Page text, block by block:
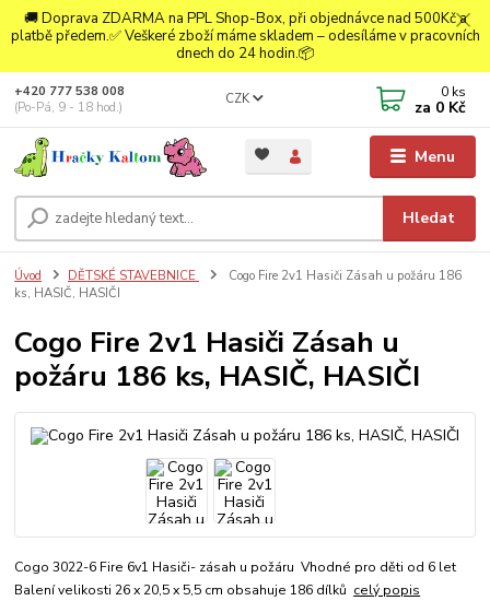
🚚 Doprava ZDARMA na PPL Shop-Box, při objednávce nad 500Kč a
platbě předem.✅ Veškeré zboží máme skladem – odesíláme v pracovních
dnech do 24 hodin.📦
Menu
CZK
Hledat
+420 777 538 008
(Po-Pá, 9 - 18 hod.)
0 ks
za 0 Kč
Úvod DĚTSKÉ STAVEBNICE
Cogo Fire 2v1 Hasiči Zásah u požáru 186
ks, HASIČ, HASIČI
Cogo Fire 2v1 Hasiči Zásah u
požáru 186 ks, HASIČ, HASIČI
Cogo 3022-6 Fire 6v1 Hasiči- zásah u požáru Vhodné pro děti od 6 let
Balení velikosti 26 x 20,5 x 5,5 cm obsahuje 186 dílků celý popis